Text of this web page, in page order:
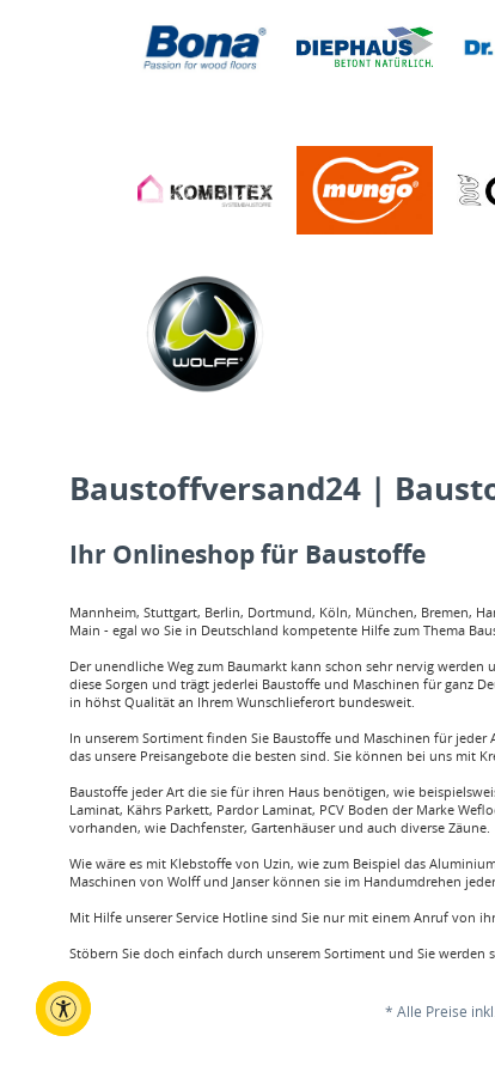
Baustoffversand24 |
Ihr Onlineshop für Baustoffe
Mannheim, Stuttgart, Berlin, Dortmund, Köln, München, Bremen,
Main - egal wo Sie in Deutschland kompetente Hilfe zum Thema
Der unendliche Weg zum Baumarkt kann schon sehr nervig
diese Sorgen und trägt jederlei Baustoffe und Maschinen für ganz
in höhst Qualität an Ihrem Wunschlieferort bundesweit.
In unserem Sortiment finden Sie Baustoffe und Maschinen für
das unsere Preisangebote die besten sind. Sie können bei uns mit
Baustoffe jeder Art die sie für ihren Haus benötigen, wie
Laminat, Kährs Parkett, Pardor Laminat, PCV Boden der Marke
vorhanden, wie Dachfenster, Gartenhäuser und auch diverse Zäune.
Wie wäre es mit Klebstoffe von Uzin, wie zum Beispiel das
Maschinen von Wolff und Janser können sie im Handumdrehen
Mit Hilfe unserer Service Hotline sind Sie nur mit einem Anruf von
Stöbern Sie doch einfach durch unserem Sortiment und Sie werden
* Alle Preise